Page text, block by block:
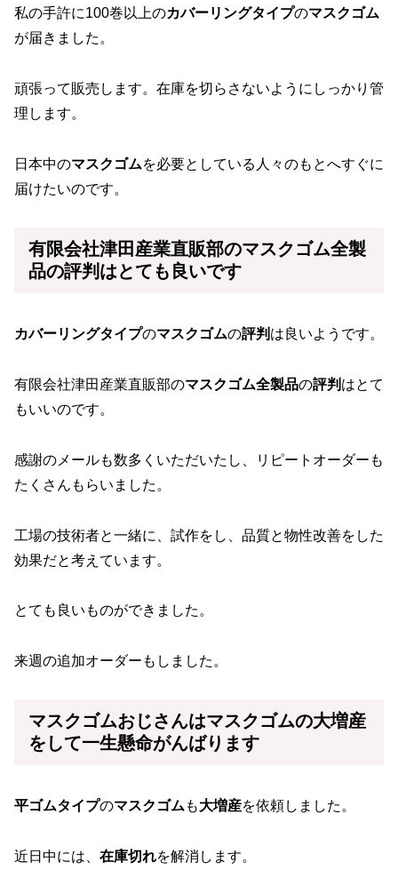
私の手許に100巻以上のカバーリングタイプのマスクゴム
が届きました。
頑張って販売します。在庫を切らさないようにしっかり管
理します。
日本中のマスクゴムを必要としている人々のもとへすぐに
届けたいのです。
有限会社津田産業直販部のマスクゴム全製
品の評判 はとても良いです
カバーリングタイプのマスクゴムの評判 は良いようです。
有限会社津田産業直販部のマスクゴム全製品の評判 はとて
もいいのです。
感謝のメールも数多くいただいたし、リピートオーダーも
たくさんもらいました。
工場の技術者と一緒に、試作をし、品質と物性改善をした
効果だと考えています。
とても良いものができました。
来週の追加オーダーもしました。
マスクゴムおじさんはマスクゴムの大増産
をして一生懸命がんばります
平ゴムタイプのマスクゴム も大増産を依頼しました。
近日中には、 在庫切れを解消します。